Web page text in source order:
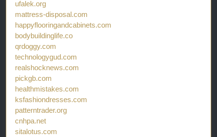
ufalek.org
mattress-disposal.com
happyflooringandcabinets.com
bodybuildinglife.co
qrdoggy.com
technologygud.com
realshocknews.com
pickgb.com
healthmistakes.com
ksfashiondresses.com
patterntrader.org
cnhpa.net
sitalotus.com